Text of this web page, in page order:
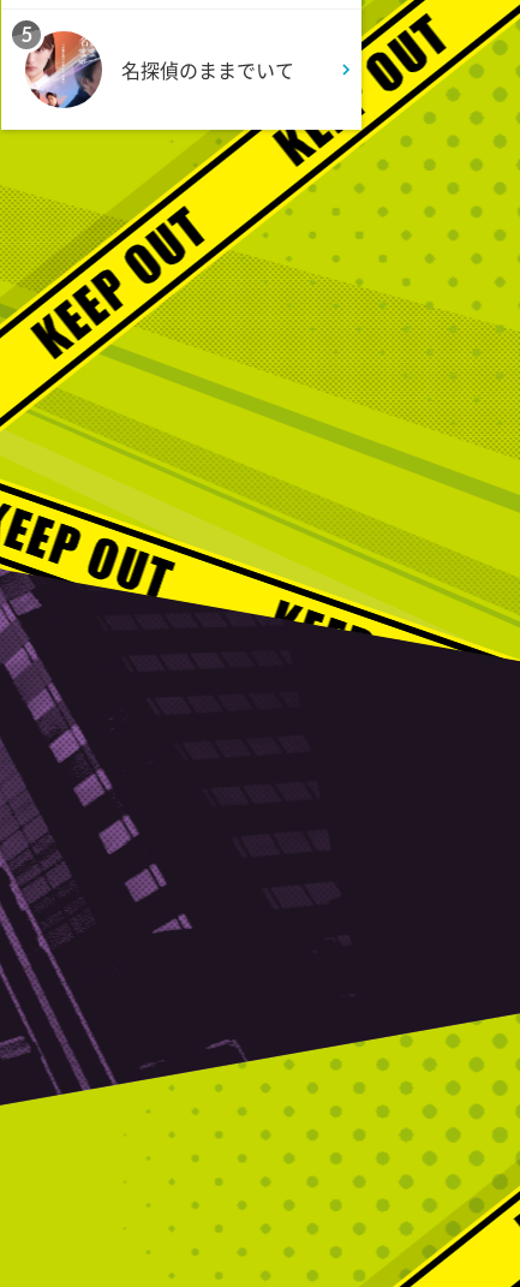
深夜
EBiDAN熱中!朝までBUDDiiS
ドンデコルテ銀次と弱者たちの
鍋会 傑作選
深夜 3:37
バスケW杯まであと1年 あの
歓喜をもう一度
深夜 3:45
ショッピングなう
5
名探偵のままでいて